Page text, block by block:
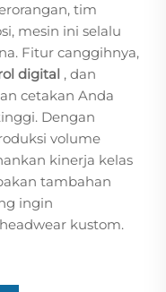
tim
mesin ini selalu
Fitur canggihnya,
digital , dan
cetakan Anda
Dengan
volume
kinerja kelas
tambahan
ingin
kustom.